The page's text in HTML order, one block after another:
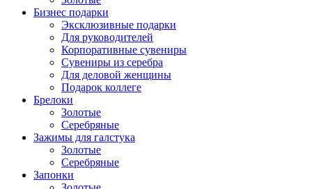
Бизнес подарки
Эксклюзивные подарки
Для руководителей
Корпоративные сувениры
Сувениры из серебра
Для деловой женщины
Подарок коллеге
Брелоки
Золотые
Серебряные
Зажимы для галстука
Золотые
Серебряные
Запонки